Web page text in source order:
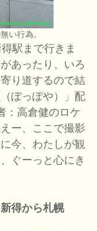
い行為。
駅まで行きま
あったり、いろ
り道するので結
ぽっぽや）」配
高倉健のロケ
ー、ここで撮影
今、わたしが観
ぐーっと心にき
得から札幌